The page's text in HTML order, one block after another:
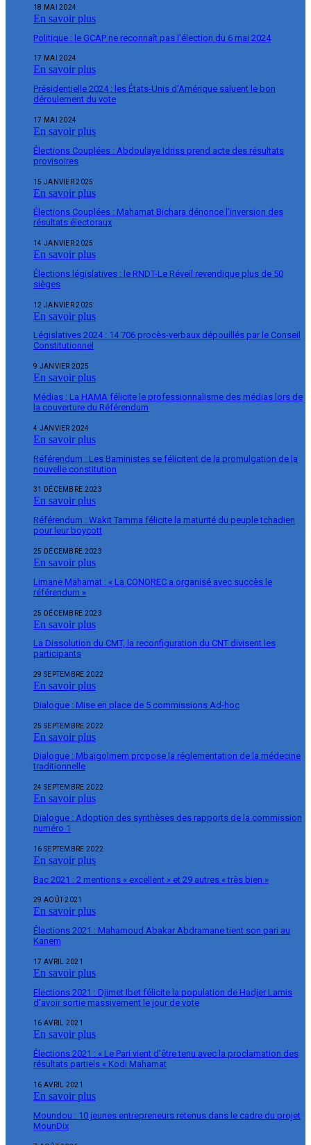
18 MAI 2024
En savoir plus
Politique : le GCAP ne reconnaît pas l’élection du 6 mai 2024
17 MAI 2024
En savoir plus
Présidentielle 2024 : les États-Unis d’Amérique saluent le bon
déroulement du vote
17 MAI 2024
En savoir plus
Élections Couplées : Abdoulaye Idriss prend acte des résultats
provisoires
15 JANVIER 2025
En savoir plus
Élections Couplées : Mahamat Bichara dénonce l’inversion des
résultats électoraux
14 JANVIER 2025
En savoir plus
Élections législatives : le RNDT-Le Réveil revendique plus de 50
sièges
12 JANVIER 2025
En savoir plus
Législatives 2024 : 14 706 procès-verbaux dépouillés par le Conseil
Constitutionnel
9 JANVIER 2025
En savoir plus
Médias : La HAMA félicite le professionnalisme des médias lors de
la couverture du Référendum
4 JANVIER 2024
En savoir plus
Référendum : Les Baministes se félicitent de la promulgation de la
nouvelle constitution
31 DÉCEMBRE 2023
En savoir plus
Référendum : Wakit Tamma félicite la maturité du peuple tchadien
pour leur boycott
25 DÉCEMBRE 2023
En savoir plus
Limane Mahamat : « La CONOREC a organisé avec succès le
référendum »
25 DÉCEMBRE 2023
En savoir plus
La Dissolution du CMT, la reconfiguration du CNT divisent les
participants
29 SEPTEMBRE 2022
En savoir plus
Dialogue : Mise en place de 5 commissions Ad-hoc
25 SEPTEMBRE 2022
En savoir plus
Dialogue : Mbaïgolmem propose la réglementation de la médecine
traditionnelle
24 SEPTEMBRE 2022
En savoir plus
Dialogue : Adoption des synthèses des rapports de la commission
numéro 1
16 SEPTEMBRE 2022
En savoir plus
Bac 2021 : 2 mentions « excellent » et 29 autres « très bien »
29 AOÛT 2021
En savoir plus
Élections 2021 : Mahamoud Abakar Abdramane tient son pari au
Kanem
17 AVRIL 2021
En savoir plus
Elections 2021 : Djimet Ibet félicite la population de Hadjer Lamis
d’avoir sortie massivement le jour de vote
16 AVRIL 2021
En savoir plus
Élections 2021 : « Le Pari vient d’être tenu avec la proclamation des
résultats partiels « Kodi Mahamat
16 AVRIL 2021
En savoir plus
Moundou : 10 jeunes entrepreneurs retenus dans le cadre du projet
MounDix